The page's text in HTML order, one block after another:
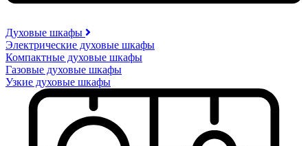
Духовые шкафы
Электрические духовые шкафы
Компактные духовые шкафы
Газовые духовые шкафы
Узкие духовые шкафы